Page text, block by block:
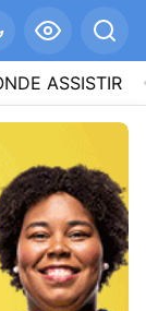
18:50